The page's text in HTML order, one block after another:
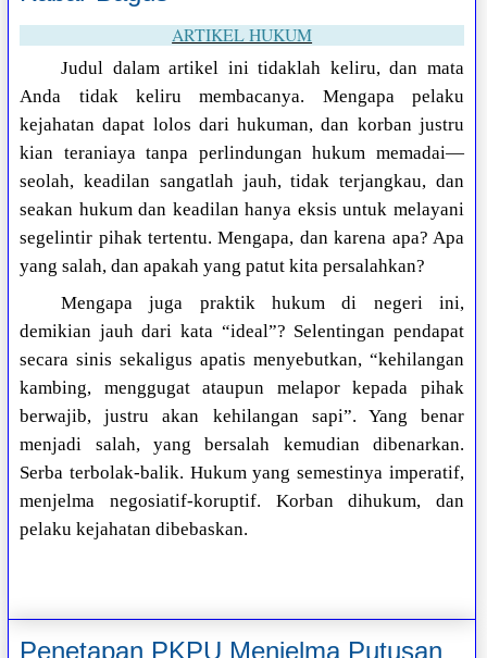
ARTIKEL HUKUM
Judul dalam artikel ini tidaklah keliru, dan mata
Anda tidak keliru membacanya. Mengapa pelaku
kejahatan dapat lolos dari hukuman, dan korban justru
kian teraniaya tanpa perlindungan hukum memadai—
seolah, keadilan sangatlah jauh, tidak terjangkau, dan
seakan hukum dan keadilan hanya eksis untuk melayani
segelintir pihak tertentu. Mengapa, dan karena apa? Apa
yang salah, dan apakah yang patut kita persalahkan?
Mengapa juga praktik hukum di negeri ini,
demikian jauh dari kata “ideal”? Selentingan pendapat
secara sinis sekaligus apatis menyebutkan, “kehilangan
kambing, menggugat ataupun melapor kepada pihak
berwajib, justru akan kehilangan sapi”. Yang benar
menjadi salah, yang bersalah kemudian dibenarkan.
Serba terbolak-balik. Hukum yang semestinya imperatif,
menjelma negosiatif-koruptif. Korban dihukum, dan
pelaku kejahatan dibebaskan.
Penetapan PKPU Menjelma Putusan